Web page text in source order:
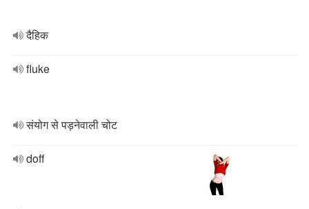
दैहिक
fluke
संयोग से पड़नेवाली चोट
doff